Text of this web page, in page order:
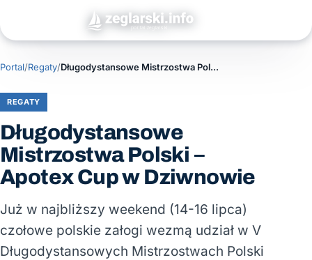
Portal/Regaty/ Długodystansowe Mistrzostwa Polski – Apotex Cup w Dziwnowie
REGATY
Długodystansowe
Mistrzostwa Polski –
Apotex Cup w Dziwnowie
Już w najbliższy weekend (14-16 lipca)
czołowe polskie załogi wezmą udział w V
Długodystansowych Mistrzostwach Polski